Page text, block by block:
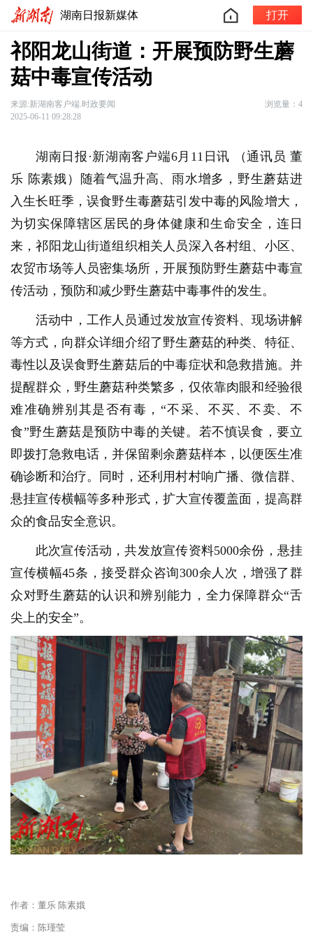
湖南日报新媒体 打开
祁阳龙山街道：开展预防野生蘑
菇中毒宣传活动
来源:新湖南客户端.时政要闻
浏览量：4
2025-06-11 09:28:28
湖南日报·新湖南客户端6月11日讯 （通讯员 董
乐 陈素娥）随着气温升高、雨水增多，野生蘑菇进
入生长旺季，误食野生毒蘑菇引发中毒的风险增大，
为切实保障辖区居民的身体健康和生命安全，连日
来，祁阳龙山街道组织相关人员深入各村组、小区、
农贸市场等人员密集场所，开展预防野生蘑菇中毒宣
传活动，预防和减少野生蘑菇中毒事件的发生。
活动中，工作人员通过发放宣传资料、现场讲解
等方式，向群众详细介绍了野生蘑菇的种类、特征、
毒性以及误食野生蘑菇后的中毒症状和急救措施。并
提醒群众，野生蘑菇种类繁多，仅依靠肉眼和经验很
难准确辨别其是否有毒，“不采、不买、不卖、不
食”野生蘑菇是预防中毒的关键。若不慎误食，要立
即拨打急救电话，并保留剩余蘑菇样本，以便医生准
确诊断和治疗。同时，还利用村村响广播、微信群、
悬挂宣传横幅等多种形式，扩大宣传覆盖面，提高群
众的食品安全意识。
此次宣传活动，共发放宣传资料5000余份，悬挂
宣传横幅45条，接受群众咨询300余人次，增强了群
众对野生蘑菇的认识和辨别能力，全力保障群众“舌
尖上的安全”。
作者：董乐 陈素娥
责编：陈瑾莹